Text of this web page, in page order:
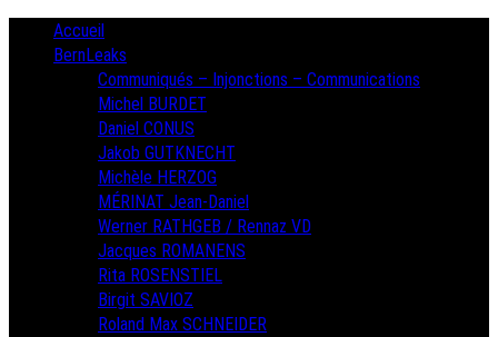
PrimaryAccueil
BernLeaks
Communiqués – Injonctions – Communications
Michel BURDET
Daniel CONUS
Jakob GUTKNECHT
Michèle HERZOG
MÉRINAT Jean-Daniel
Werner RATHGEB / Rennaz VD
Jacques ROMANENS
Rita ROSENSTIEL
Birgit SAVIOZ
Roland Max SCHNEIDER